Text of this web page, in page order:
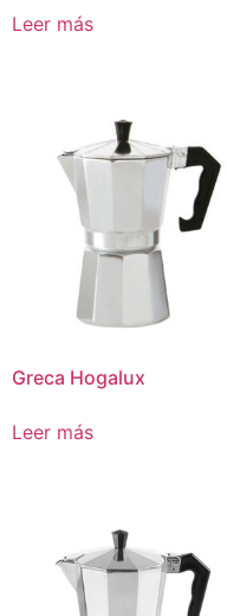
Leer más
Greca Hogalux
Leer más